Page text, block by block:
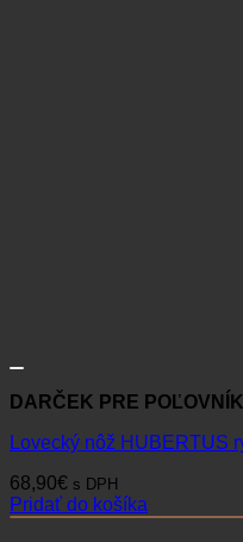
DARČEK PRE
Lovecký nôž HUBERTUS
68,90€ s DPH
Pridať do košíka